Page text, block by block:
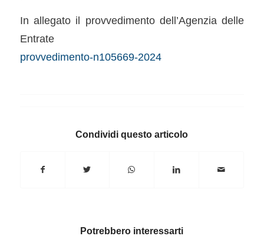
In allegato il provvedimento dell’Agenzia delle
Entrate
provvedimento-n105669-2024
Condividi questo articolo
Potrebbero interessarti